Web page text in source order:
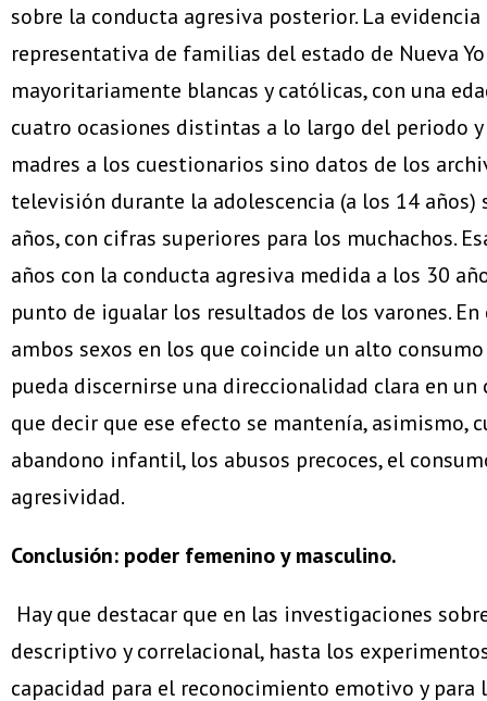
sobre la conducta agresiva posterior. La
representativa de familias del estado de Nueva
mayoritariamente blancas y católicas, con una
cuatro ocasiones distintas a lo largo del periodo
madres a los cuestionarios sino datos de los
televisión durante la adolescencia (a los 14
años, con cifras superiores para los muchachos.
años con la conducta agresiva medida a los 30
punto de igualar los resultados de los varones.
ambos sexos en los que coincide un alto
pueda discernirse una direccionalidad clara en
que decir que ese efecto se mantenía,
abandono infantil, los abusos precoces, el
agresividad.
Conclusión: poder femenino y masculino.
Hay que destacar que en las investigaciones
descriptivo y correlacional, hasta los
capacidad para el reconocimiento emotivo y